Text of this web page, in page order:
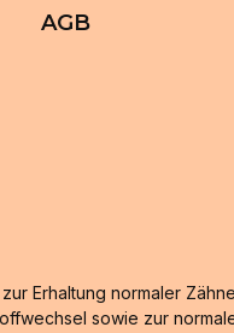
AGB
Erhaltung normaler
sowie zur